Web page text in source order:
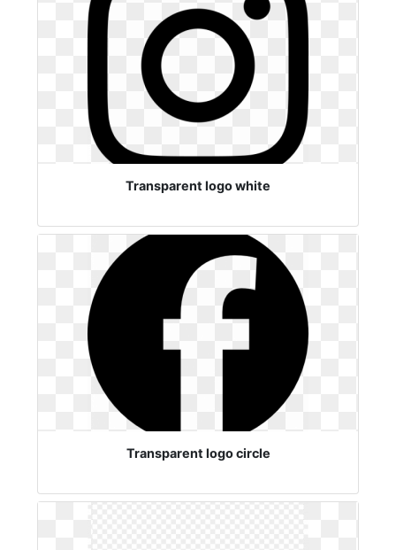
Transparent logo white
Transparent logo circle